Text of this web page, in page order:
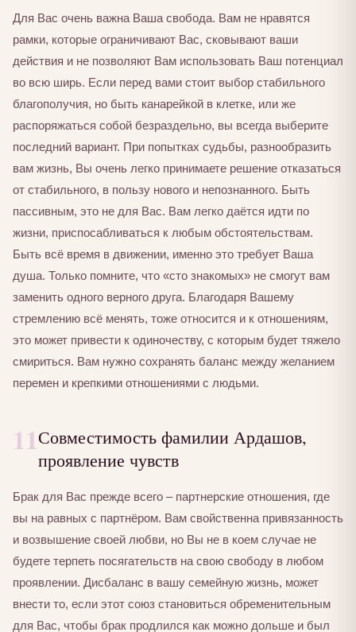
Для Вас очень важна Ваша свобода. Вам не нравятся
рамки, которые ограничивают Вас, сковывают ваши
действия и не позволяют Вам использовать Ваш потенциал
во всю ширь. Если перед вами стоит выбор стабильного
благополучия, но быть канарейкой в клетке, или же
распоряжаться собой безраздельно, вы всегда выберите
последний вариант. При попытках судьбы, разнообразить
вам жизнь, Вы очень легко принимаете решение отказаться
от стабильного, в пользу нового и непознанного. Быть
пассивным, это не для Вас. Вам легко даётся идти по
жизни, приспосабливаться к любым обстоятельствам.
Быть всё время в движении, именно это требует Ваша
душа. Только помните, что «сто знакомых» не смогут вам
заменить одного верного друга. Благодаря Вашему
стремлению всё менять, тоже относится и к отношениям,
это может привести к одиночеству, с которым будет тяжело
смириться. Вам нужно сохранять баланс между желанием
перемен и крепкими отношениями с людьми.
11Совместимость фамилии Ардашов,
проявление чувств
Брак для Вас прежде всего – партнерские отношения, где
вы на равных с партнёром. Вам свойственна привязанность
и возвышение своей любви, но Вы не в коем случае не
будете терпеть посягательств на свою свободу в любом
проявлении. Дисбаланс в вашу семейную жизнь, может
внести то, если этот союз становиться обременительным
для Вас, чтобы брак продлился как можно дольше и был